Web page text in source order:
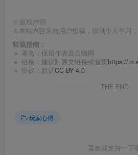
© 版权声明
⚠️本站内容来自用户投稿，仅供个人学习，
转载指南：
🔹 署名：保留作者及 自嗨网
🔹 链接：建议附原文链接或首页https://
🔹 协议：默认CC BY 4.0
THE END
玩家心得
喜欢就支持一下